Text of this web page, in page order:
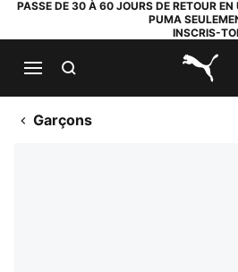
PASSE DE 30 À 60 JOURS DE RETOUR
PUMA
INSCRIS-TOI
Garçons